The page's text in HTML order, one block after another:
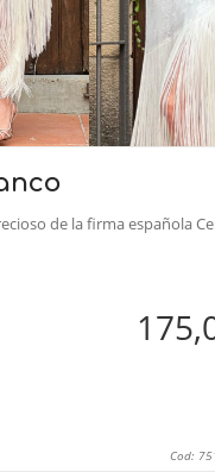
de la firma española
Cod: